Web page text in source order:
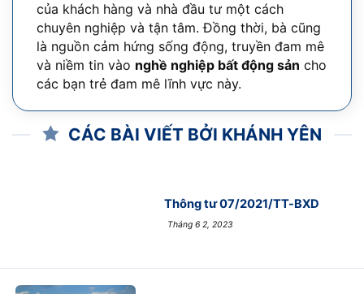
của khách hàng và nhà đầu tư một cách
chuyên nghiệp và tận tâm. Đồng thời, bà cũng
là nguồn cảm hứng sống động, truyền đam mê
và niềm tin vào nghề nghiệp bất động sản cho
các bạn trẻ đam mê lĩnh vực này.
CÁC BÀI VIẾT BỞI KHÁNH YÊN
Thông tư 07/2021/TT-BXD
Tháng 6 2, 2023